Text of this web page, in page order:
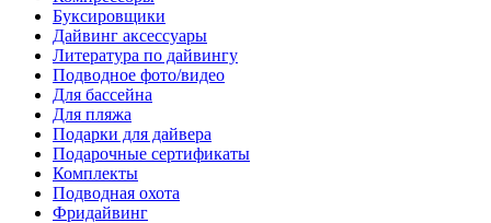
Буксировщики
Дайвинг аксессуары
Литература по дайвингу
Подводное фото/видео
Для бассейна
Для пляжа
Подарки для дайвера
Подарочные сертификаты
Комплекты
Подводная охота
Фридайвинг